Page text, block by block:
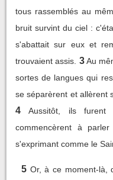
tous rassemblés au
bruit survint du ciel :
s'abattait sur eux et
trouvaient assis. 3 Au
sortes de langues qui
se séparèrent et allèrent
4
Aussitôt, ils furent
commencèrent à
s'exprimant comme le
5 Or, à ce moment-là,